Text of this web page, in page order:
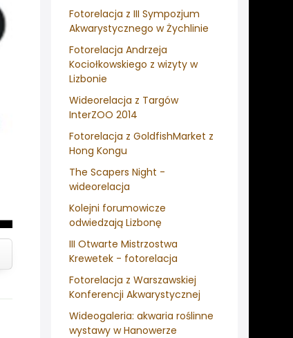
Fotorelacja z III Sympozjum
Akwarystycznego w Żychlinie
Fotorelacja Andrzeja
Kociołkowskiego z wizyty w
Lizbonie
Wideorelacja z Targów
InterZOO 2014
Fotorelacja z GoldfishMarket z
Hong Kongu
The Scapers Night -
wideorelacja
Kolejni forumowicze
odwiedzają Lizbonę
III Otwarte Mistrzostwa
Krewetek - fotorelacja
Fotorelacja z Warszawskiej
Konferencji Akwarystycznej
Wideogaleria: akwaria roślinne
wystawy w Hanowerze